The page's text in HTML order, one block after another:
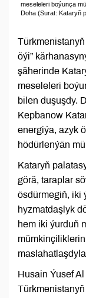
meseleleri boýunça
Doha (Surat: Kataryň
öýi”
şäherinde
meseleleri
bilen duşuşdy.
Kepbanow
energiýa, azyk
hödürlenýän
Kataryň
görä, taraplar
ösdürmegiň, iki
hyzmatdaşlyk
hem iki ýurduň
Husain Ýusef